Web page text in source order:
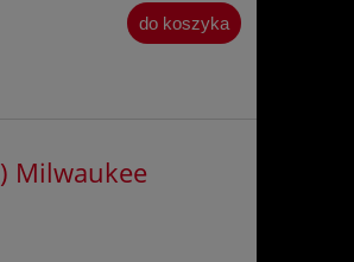
do koszyka
Milwaukee